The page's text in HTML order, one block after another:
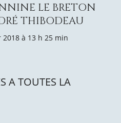
LE BRETON
THIBODEAU
2018 à 13 h 25 min
A TOUTES LA